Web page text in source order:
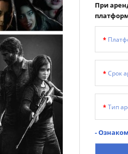
При
Срок
Тип
-